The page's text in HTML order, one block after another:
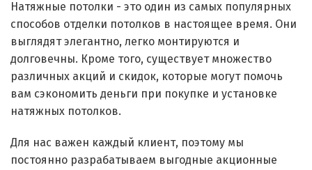
Натяжные потолки - это один из самых популярных
способов отделки потолков в настоящее время. Они
выглядят элегантно, легко монтируются и
долговечны. Кроме того, существует множество
различных акций и скидок, которые могут помочь
вам сэкономить деньги при покупке и установке
натяжных потолков.
Для нас важен каждый клиент, поэтому мы
постоянно разрабатываем выгодные акционные